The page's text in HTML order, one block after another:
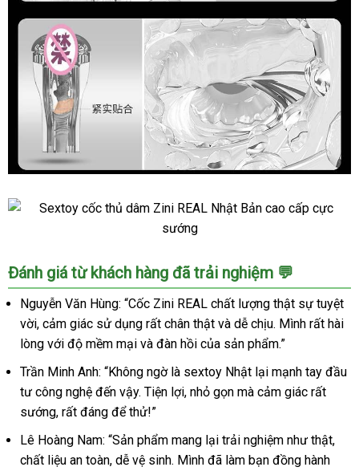
Sextoy
cốc
Zini
REAL
Nhật
Bản
cao
cực
sướng
Sextoy
cốc
thủ
dâm
Zini
REAL
Nhật
Bản
cấp
cực
sướng
Đánh giá từ khách hàng đã trải nghiệm 💬
Nguyễn Văn Hùng: “Cốc Zini REAL chất lượng thật sự tuyệt
vời, cảm giác sử dụng rất chân thật và dễ chịu. Mình rất hài
lòng với độ mềm mại và đàn hồi của sản phẩm.”
Trần Minh Anh: “Không ngờ là sextoy Nhật lại mạnh tay đầu
tư công nghệ đến vậy. Tiện lợi, nhỏ gọn mà cảm giác rất
sướng, rất đáng để thử!”
Lê Hoàng Nam: “Sản phẩm mang lại trải nghiệm như thật,
chất liệu an toàn, dễ vệ sinh. Mình đã làm bạn đồng hành